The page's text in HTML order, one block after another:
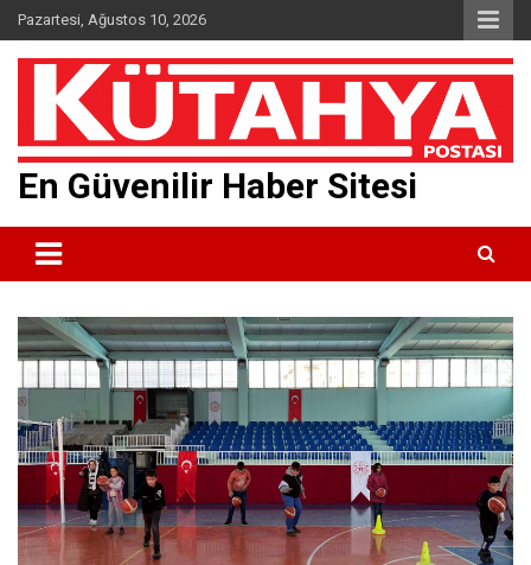
Skip
to
content
Pazartesi, Ağustos 10, 2026
En Güvenilir Haber Sitesi